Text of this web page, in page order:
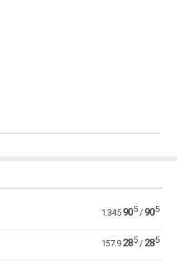
1.345 905/ 905
157.9 285/ 285